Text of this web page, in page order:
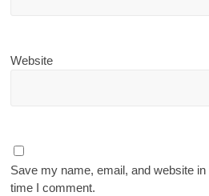
Website
Save my name, email, and website
time I comment.